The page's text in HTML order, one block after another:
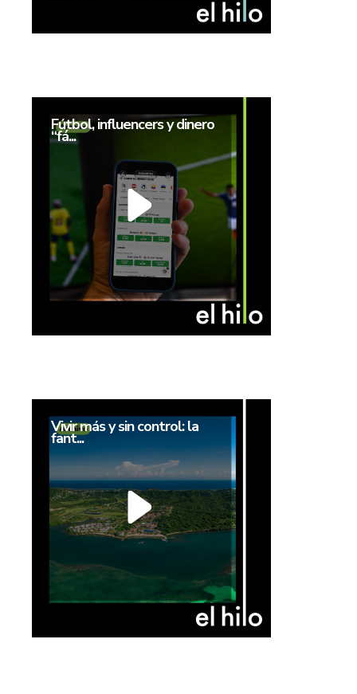
Fútbol, influencers y dinero
“fá...
Vivir más y sin control: la
fant...